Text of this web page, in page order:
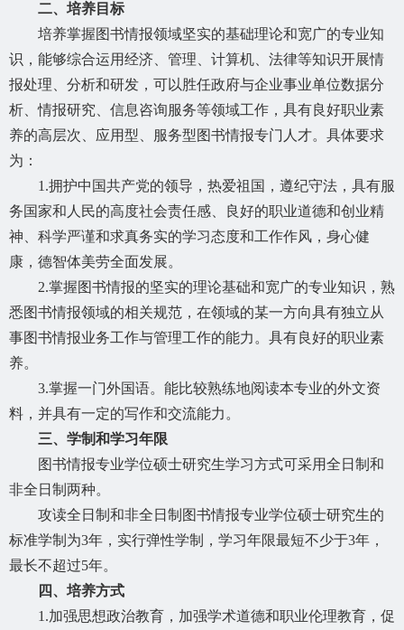
二、培养目标
培养掌握图书情报领域坚实的基础理论和宽广的专业知
识，能够综合运用经济、管理、计算机、法律等知识开展情
报处理、分析和研发，可以胜任政府与企业事业单位数据分
析、情报研究、信息咨询服务等领域工作，具有良好职业素
养的高层次、应用型、服务型图书情报专门人才。具体要求
为：
1.拥护中国共产党的领导，热爱祖国，遵纪守法，具有服
务国家和人民的高度社会责任感、良好的职业道德和创业精
神、科学严谨和求真务实的学习态度和工作作风，身心健
康，德智体美劳全面发展。
2.掌握图书情报的坚实的理论基础和宽广的专业知识，熟
悉图书情报领域的相关规范，在领域的某一方向具有独立从
事图书情报业务工作与管理工作的能力。具有良好的职业素
养。
3.掌握一门外国语。能比较熟练地阅读本专业的外文资
料，并具有一定的写作和交流能力。
三、学制和学习年限
图书情报专业学位硕士研究生学习方式可采用全日制和
非全日制两种。
攻读全日制和非全日制图书情报专业学位硕士研究生的
标准学制为3年，实行弹性学制，学习年限最短不少于3年，
最长不超过5年。
四、培养方式
1.加强思想政治教育，加强学术道德和职业伦理教育，促